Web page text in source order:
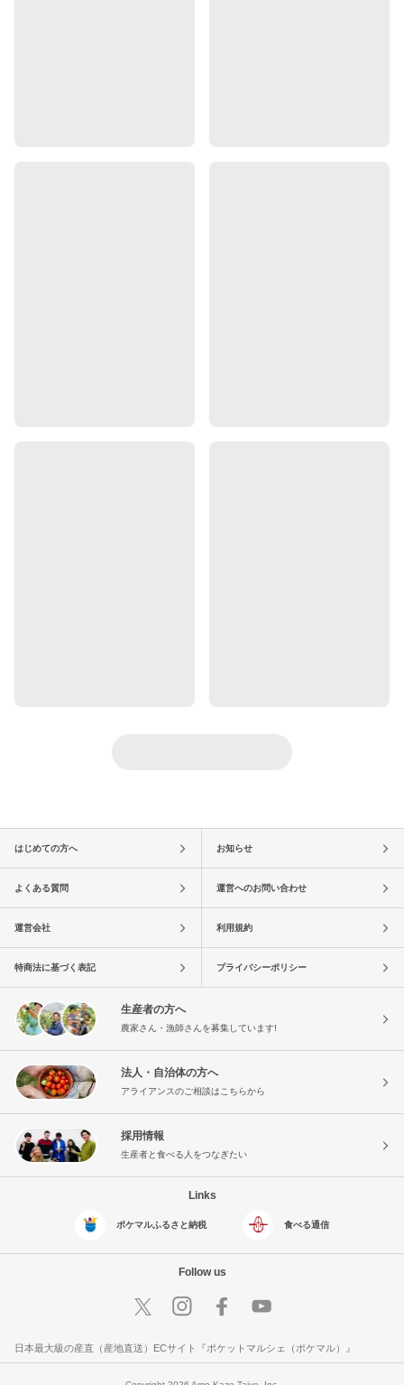
はじめての方へ お知らせ
よくある質問 運営へのお問い合わせ
運営会社 利用規約
特商法に基づく表記 プライバシーポリシー
生産者の方へ
農家さん・漁師さんを募集しています!
法人・自治体の方へ
アライアンスのご相談はこちらから
採用情報
生産者と食べる人をつなぎたい
Links
ポケマルふるさと納税 食べる通信
Follow us
日本最大級の産直（産地直送）ECサイト『ポケットマルシェ（ポケマル）』